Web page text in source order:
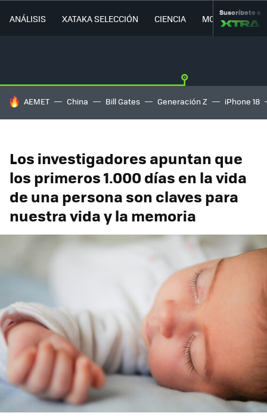
ANÁLISIS XATAKA SELECCIÓN CIENCIA MOVILIDAD
Suscríbete a
HOY SE HABLA DE
AEMET China Bill Gates Generación Z iPhone 18
Los investigadores apuntan que
los primeros 1.000 días en la vida
de una persona son claves para
nuestra vida y la memoria